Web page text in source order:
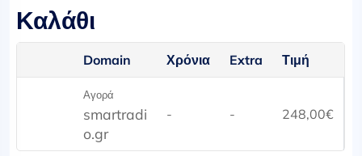
Καλάθι
Domain Χρόνια Extra Τιμή
Αγορά
smartradi
o.gr
- - 248,00€